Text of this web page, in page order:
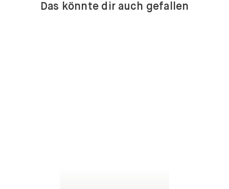
Das könnte dir auch gefallen